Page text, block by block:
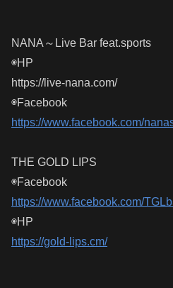
NANA～Live Bar feat.sports
◉HP
https://live-nana.com/
◉Facebook
https://www.facebook.com/
THE GOLD LIPS
◉Facebook
https://www.facebook.com/
◉HP
https://gold-lips.cm/